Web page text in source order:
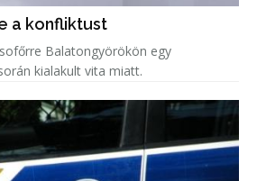
a konfliktust
Balatongyörökön egy
kialakult vita miatt.